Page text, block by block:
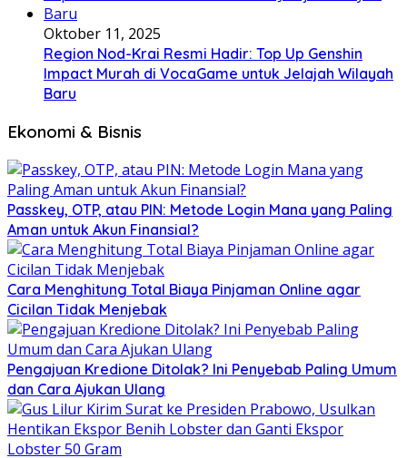
Oktober 11, 2025
Region Nod-Krai Resmi Hadir: Top Up Genshin
Impact Murah di VocaGame untuk Jelajah Wilayah
Baru
Ekonomi & Bisnis
Passkey, OTP, atau PIN: Metode Login Mana yang Paling
Aman untuk Akun Finansial?
Cara Menghitung Total Biaya Pinjaman Online agar
Cicilan Tidak Menjebak
Pengajuan Kredione Ditolak? Ini Penyebab Paling Umum
dan Cara Ajukan Ulang